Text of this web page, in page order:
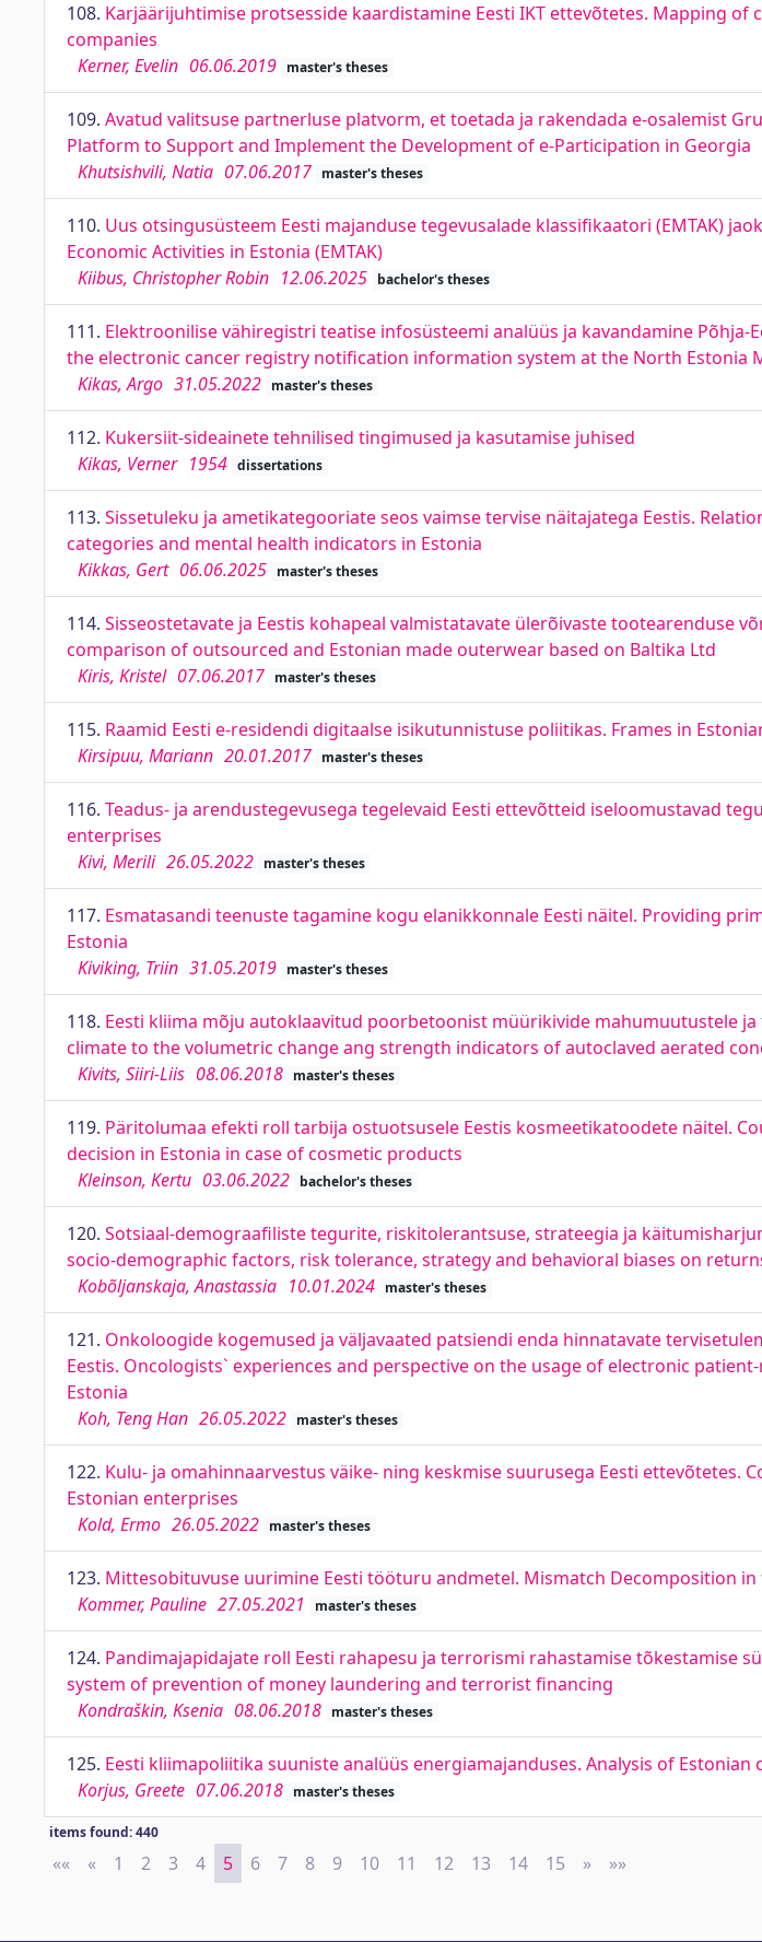
108. Karjäärijuhtimise protsesside kaardistamine Eesti IKT ettevõtetes. Mapping of
companies
Kerner, Evelin 06.06.2019 master's theses
109. Avatud valitsuse partnerluse platvorm, et toetada ja rakendada e-osalemist
Platform to Support and Implement the Development of e-Participation in Georgia
Khutsishvili, Natia 07.06.2017 master's theses
110. Uus otsingusüsteem Eesti majanduse tegevusalade klassifikaatori (EMTAK)
Economic Activities in Estonia (EMTAK)
Kiibus, Christopher Robin 12.06.2025 bachelor's theses
111. Elektroonilise vähiregistri teatise infosüsteemi analüüs ja kavandamine Põhja-
the electronic cancer registry notification information system at the North Estonia
Kikas, Argo 31.05.2022 master's theses
112. Kukersiit-sideainete tehnilised tingimused ja kasutamise juhised
Kikas, Verner 1954 dissertations
113. Sissetuleku ja ametikategooriate seos vaimse tervise näitajatega Eestis.
categories and mental health indicators in Estonia
Kikkas, Gert 06.06.2025 master's theses
114. Sisseostetavate ja Eestis kohapeal valmistatavate ülerõivaste tootearenduse
comparison of outsourced and Estonian made outerwear based on Baltika Ltd
Kiris, Kristel 07.06.2017 master's theses
115. Raamid Eesti e-residendi digitaalse isikutunnistuse poliitikas. Frames in
Kirsipuu, Mariann 20.01.2017 master's theses
116. Teadus- ja arendustegevusega tegelevaid Eesti ettevõtteid iseloomustavad
enterprises
Kivi, Merili 26.05.2022 master's theses
117. Esmatasandi teenuste tagamine kogu elanikkonnale Eesti näitel. Providing
Estonia
Kiviking, Triin 31.05.2019 master's theses
118. Eesti kliima mõju autoklaavitud poorbetoonist müürikivide mahumuutustele
climate to the volumetric change ang strength indicators of autoclaved aerated
Kivits, Siiri-Liis 08.06.2018 master's theses
119. Päritolumaa efekti roll tarbija ostuotsusele Eestis kosmeetikatoodete näitel.
decision in Estonia in case of cosmetic products
Kleinson, Kertu 03.06.2022 bachelor's theses
120. Sotsiaal-demograafiliste tegurite, riskitolerantsuse, strateegia ja
socio-demographic factors, risk tolerance, strategy and behavioral biases on
Kobõljanskaja, Anastassia 10.01.2024 master's theses
121. Onkoloogide kogemused ja väljavaated patsiendi enda hinnatavate
Eestis. Oncologists` experiences and perspective on the usage of electronic
Estonia
Koh, Teng Han 26.05.2022 master's theses
122. Kulu- ja omahinnaarvestus väike- ning keskmise suurusega Eesti ettevõtetes.
Estonian enterprises
Kold, Ermo 26.05.2022 master's theses
123. Mittesobituvuse uurimine Eesti tööturu andmetel. Mismatch Decomposition
Kommer, Pauline 27.05.2021 master's theses
124. Pandimajapidajate roll Eesti rahapesu ja terrorismi rahastamise tõkestamise
system of prevention of money laundering and terrorist financing
Kondraškin, Ksenia 08.06.2018 master's theses
125. Eesti kliimapoliitika suuniste analüüs energiamajanduses. Analysis of
Korjus, Greete 07.06.2018 master's theses
items found: 440
«« First
« Previous
1 2 3 4 5 6 7 8 9 10 11 12 13 14 15 » Next
»»